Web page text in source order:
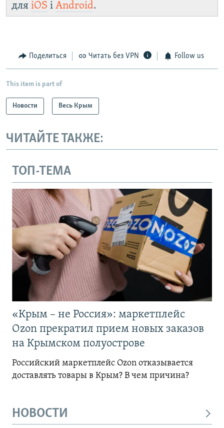
для iOS і Android.
Поделиться Читать без VPN Follow us
This item is part of
Новости Весь Крым
ЧИТАЙТЕ ТАКЖЕ:
ТОП-ТЕМА
«Крым – не Россия»: маркетплейс
Ozon прекратил прием новых заказов
на Крымском полуострове
Российский маркетплейс Ozon отказывается
доставлять товары в Крым? В чем причина?
НОВОСТИ